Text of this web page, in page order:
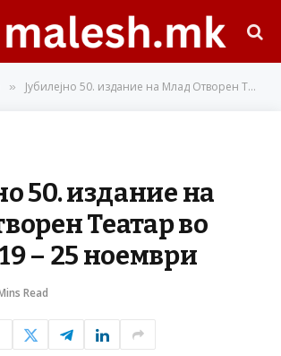
» Јубилејно 50. издание на Млад Отворен Театар во МКЦ од 19 – 25 ноември
50. издание на
Театар во
– 25 ноември
Read